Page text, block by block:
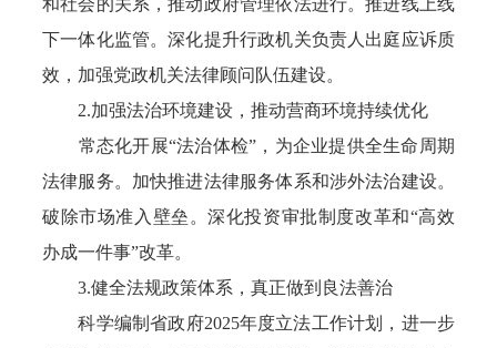
和社会的关系，推动政府管理依法进行。推进线上线
下一体化监管。深化提升行政机关负责人出庭应诉质
效，加强党政机关法律顾问队伍建设。
2.加强法治环境建设，推动营商环境持续优化
常态化开展“法治体检”，为企业提供全生命周期
法律服务。加快推进法律服务体系和涉外法治建设。
破除市场准入壁垒。深化投资审批制度改革和“高效
办成一件事”改革。
3.健全法规政策体系，真正做到良法善治
科学编制省政府2025年度立法工作计划，进一步